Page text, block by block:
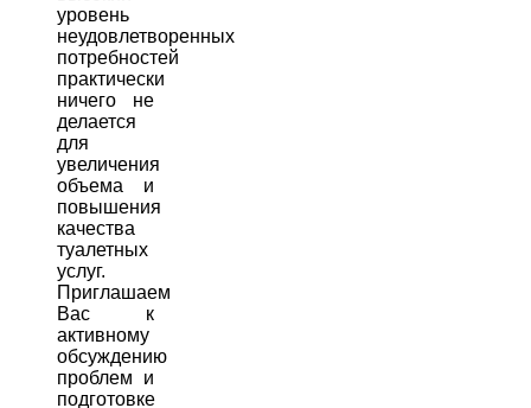
уровень
неудовлетворенных
потребностей
практически
ничего не
делается
для
увеличения
объема и
повышения
качества
туалетных
услуг.
Приглашаем
Вас к
активному
обсуждению
проблем и
подготовке